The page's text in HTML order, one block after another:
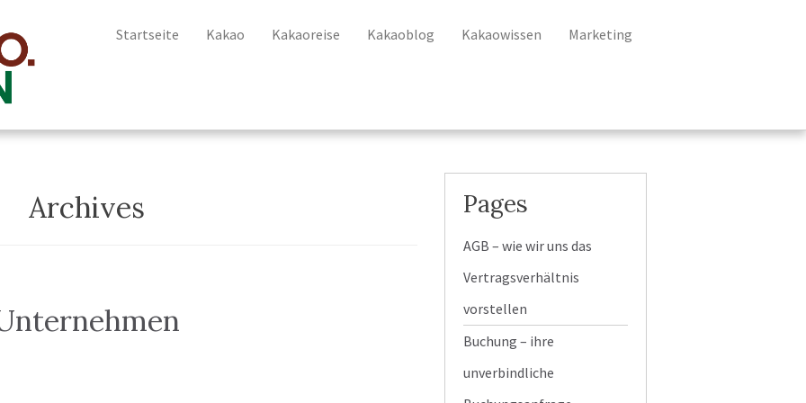
Startseite Kakao Kakaoreise Kakaoblog Kakaowissen Marketing
Archives Pages
AGB – wie wir uns das
Vertragsverhältnis
vorstellen
Buchung – ihre
unverbindliche